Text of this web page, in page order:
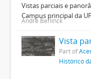
Vistas parciais e
Campus principal da
André Berlinck
Part of
Histórico